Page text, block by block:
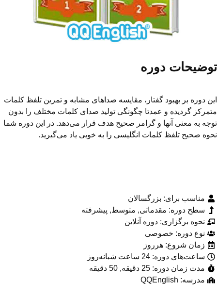
دوره
دوره بر بهبود گفتار، مقایسه صداهای مشابه و تمرین تلفظ کلمات
گردیده و عمدتا چگونگی تولید صدای کلمات مختلف را بدون
به معنی آنها و گرامر صحیح هدف قرار می­‌دهد. در این دوره شما
صحیح تلفظ کلمات انگلیسی را به خوبی یاد می­‌گیرید.
مناسب برای: بزرگسالان
سطح دوره: مقدماتی, متوسط, پیشرفته
نحوه برگزاری: دوره آنلاین
نوع دوره: خصوصی
زمان شروع: هرروز
ساعت‌های دوره: 24 ساعت شبانه‌روز
مدت زمان دوره: 25 دقیقه, 50 دقیقه
مدرسه: QQEnglish